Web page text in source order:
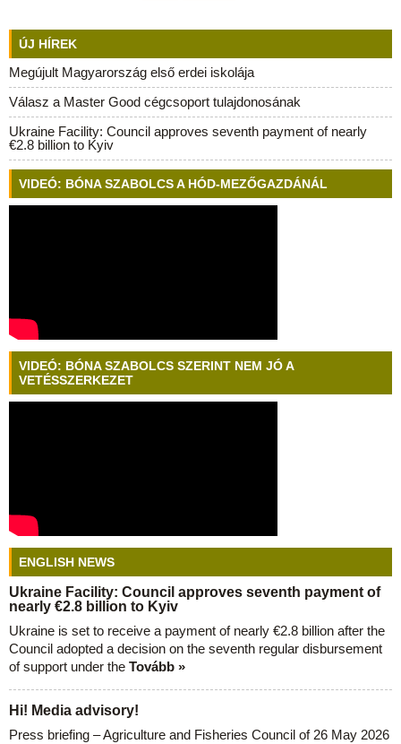
ÚJ HÍREK
Megújult Magyarország első erdei iskolája
Válasz a Master Good cégcsoport tulajdonosának
Ukraine Facility: Council approves seventh payment of nearly
€2.8 billion to Kyiv
VIDEÓ: BÓNA SZABOLCS A HÓD-MEZŐGAZDÁNÁL
VIDEÓ: BÓNA SZABOLCS SZERINT NEM JÓ A
VETÉSSZERKEZET
ENGLISH NEWS
Ukraine Facility: Council approves seventh payment of
nearly €2.8 billion to Kyiv
Ukraine is set to receive a payment of nearly €2.8 billion after the
Council adopted a decision on the seventh regular disbursement
of support under the Tovább »
Hi! Media advisory!
Press briefing – Agriculture and Fisheries Council of 26 May 2026